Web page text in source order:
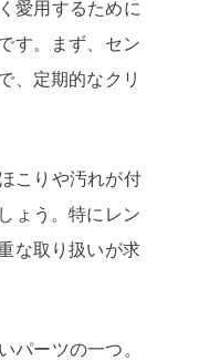
す。まず、セン
、定期的なクリ
ょう。特にレン
な取り扱いが求